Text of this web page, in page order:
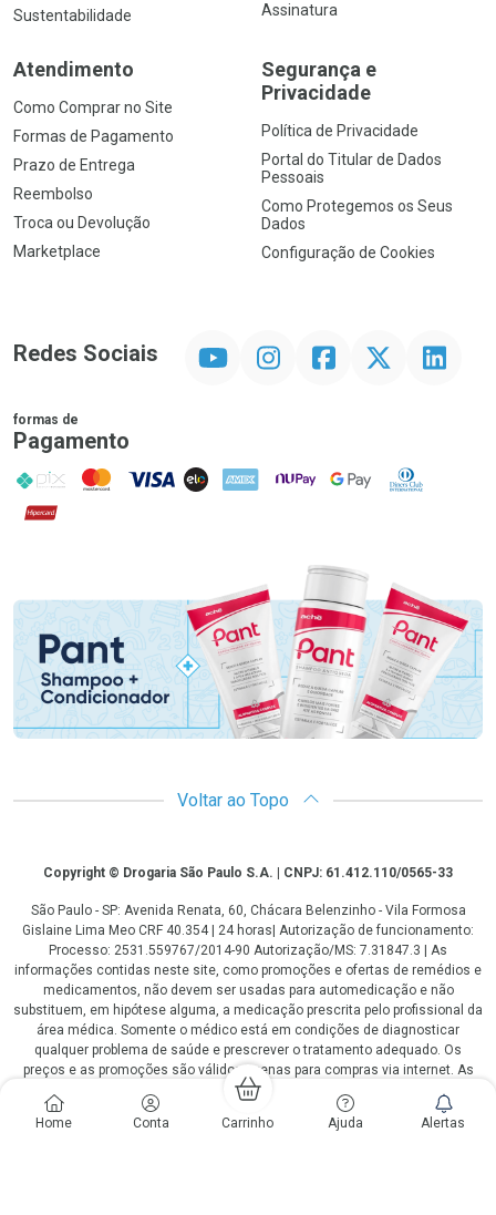
Home Conta Carrinho Ajuda Alertas
Sustentabilidade
Assinatura
Atendimento
Como Comprar no Site
Formas de Pagamento
Prazo de Entrega
Reembolso
Troca ou Devolução
Marketplace
Segurança e
Privacidade
Política de Privacidade
Portal do Titular de Dados
Pessoais
Como Protegemos os Seus
Dados
Configuração de Cookies
Redes Sociais InstagramFacebookTwitter Linkedin
formas de
Pagamento
PIX MasterCard
VISA ELO AMEX NuPay Google PayDiners Club
Hipercard
Voltar ao Topo
CopyrightCopyright © Drogaria São Paulo S.A. | CNPJ: 61.412.110/0565-33
São Paulo - SP: Avenida Renata, 60, Chácara Belenzinho - Vila Formosa
Gislaine Lima Meo CRF 40.354 | 24 horas| Autorização de funcionamento:
Processo: 2531.559767/2014-90 Autorização/MS: 7.31847.3 | As
informações contidas neste site, como promoções e ofertas de remédios e
medicamentos, não devem ser usadas para automedicação e não
substituem, em hipótese alguma, a medicação prescrita pelo profissional da
área médica. Somente o médico está em condições de diagnosticar
qualquer problema de saúde e prescrever o tratamento adequado. Os
preços e as promoções são válidos apenas para compras via internet. As
fotos contidas em nosso site são meramente ilustrativas. *Preços e
disponibilidade sujeitos a alterações no decorrer do dia. Antibióticos e
antimicrobianos vendas apenas em lojas físicas ou televendas. Portaria nº